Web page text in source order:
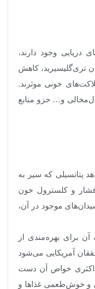
در غذاهای دریایی وجود دارند،
تری‌گلیسیرید، کاهش
خونی موثرند.
و… جزو منابع
پتانسیلی که سیر به
و کلسترول خون
موجود در آن،
برای بهره‌مندی از
آمریکایی می‌شود
خواص آن دست
و خوش‌طعمی غذاها و